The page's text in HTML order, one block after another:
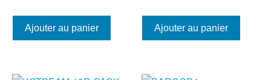
Ajouter au panier Ajouter au panier